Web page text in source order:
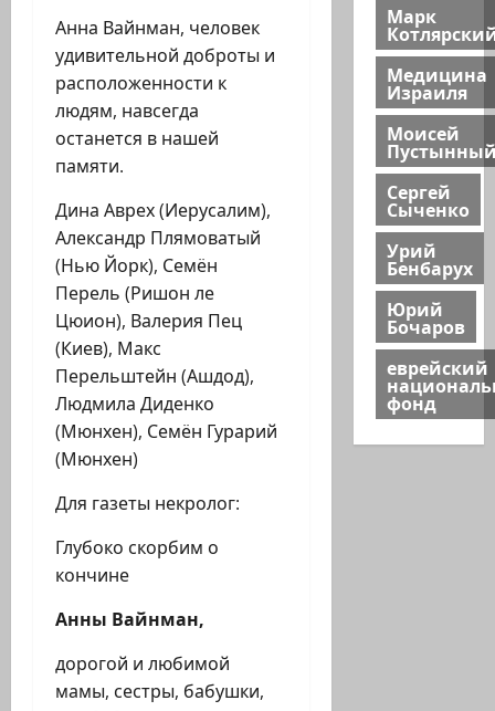
Анна Вайнман, человек
удивительной доброты и
расположенности к
людям, навсегда
останется в нашей
памяти.
Дина Аврех (Иерусалим),
Александр Плямоватый
(Нью Йорк), Семён
Перель (Ришон ле
Цюион), Валерия Пец
(Киев), Макс
Перельштейн (Ашдод),
Людмила Диденко
(Мюнхен), Семён Гурарий
(Мюнхен)
Для газеты некролог:
Глубоко скорбим о
кончине
Анны Вайнман,
дорогой и любимой
мамы, сестры, бабушки,
Марк
Медицина
Израиля
Моисей
Сергей
Сыченко
Урий
Бенбарух
Юрий
Бочаров
еврейский
фонд